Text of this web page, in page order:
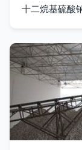
十二烷基硫酸